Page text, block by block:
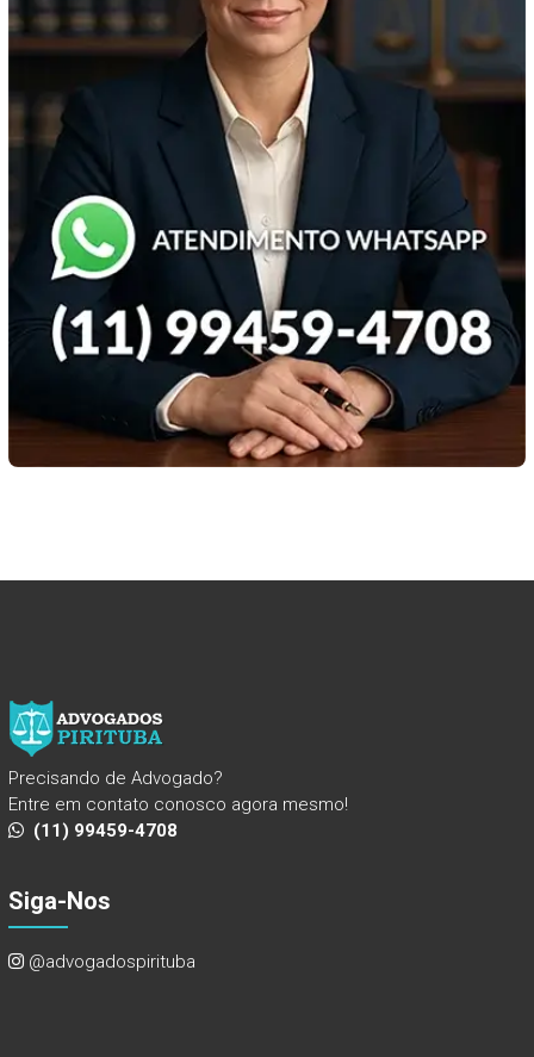
Precisando de Advogado?
Entre em contato conosco agora mesmo!
(11) 99459-4708
Siga-Nos
@advogadospirituba